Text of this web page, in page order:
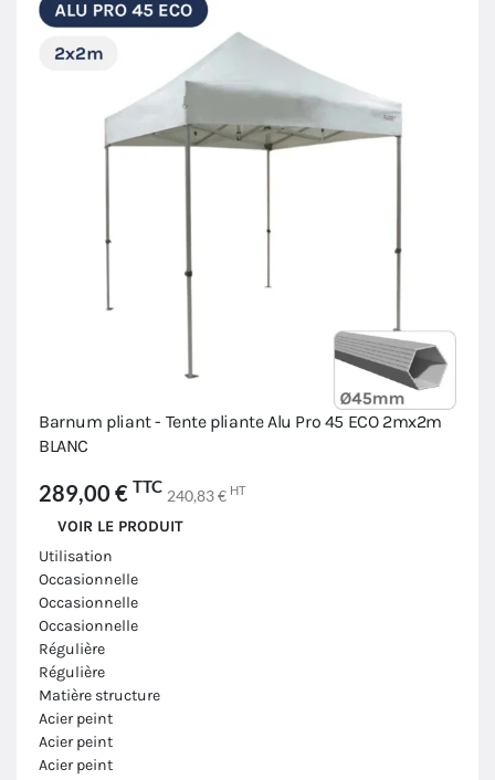
Barnum pliant - Tente pliante Alu Pro 45 ECO 2mx2m
BLANC
289,00 € TTC 240,83 € HT
VOIR LE PRODUIT
Utilisation
Occasionnelle
Occasionnelle
Occasionnelle
Régulière
Régulière
Matière structure
Acier peint
Acier peint
Acier peint